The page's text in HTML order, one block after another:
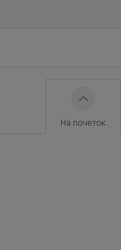
На почеток